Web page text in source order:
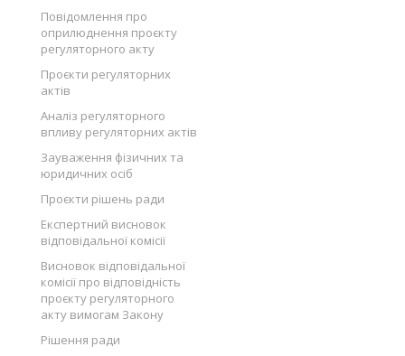
Повідомлення про
оприлюднення проєкту
регуляторного акту
Проєкти регуляторних
актів
Аналіз регуляторного
впливу регуляторних актів
Зауваження фізичних та
юридичних осіб
Проєкти рішень ради
Експертний висновок
відповідальної комісії
Висновок відповідальної
комісії про відповідність
проєкту регуляторного
акту вимогам Закону
Рішення ради